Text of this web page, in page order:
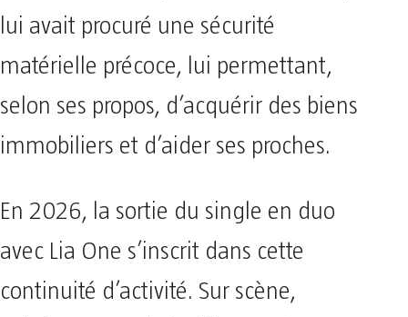
lui avait procuré une sécurité
matérielle précoce, lui permettant,
selon ses propos, d’acquérir des biens
immobiliers et d’aider ses proches.
En 2026, la sortie du single en duo
avec Lia One s’inscrit dans cette
continuité d’activité. Sur scène,